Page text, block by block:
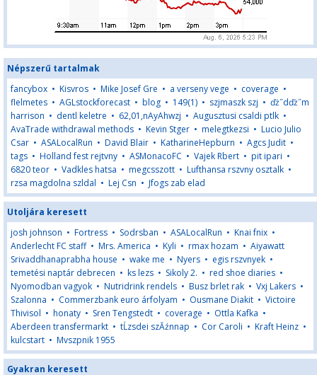
Népszerű tartalmak
fancybox • Kisvros • Mike Josef Gre • a verseny vege • coverage •
flelmetes • AGLstockforecast • blog • 149(1) • szjmaszk szj • ďż˝dďż˝m
harrison • dentl keletre • 62,01,nAyAhwzj • Augusztusi csaldi ptlk •
AvaTrade withdrawal methods • Kevin Stger • melegtkezsi • Lucio Julio
Csar • ASALocalRun • David Blair • KatharineHepburn • Agcs Judit •
tags • Holland fest rejtvny • ASMonacoFC • Vajek Rbert • pit ipari •
6820 teor • Vadkles hatsa • megcsszott • Lufthansa rszvny osztalk •
rzsa magdolna szldal • Lej Csn • Jfogs zab elad
Utoljára keresett
josh johnson • Fortress • Sodrsban • ASALocalRun • Knai fnix •
Anderlecht FC staff• Mrs. America • Kyli • rmax hozam • Aiyawatt
Srivaddhanaprabha house • wake me • Nyers • egis rszvnyek •
temetési naptár debrecen • ks lezs • Sikoly 2. • red shoe diaries •
Nyomodban vagyok • Nutridrink rendels • Busz brlet rak • Vxj Lakers •
Szalonna • Commerzbank euro árfolyam • Ousmane Diakit • Victoire
Thivisol • honaty • Sren Tengstedt • coverage • Ottla Kafka •
Aberdeen transfermarkt • tĹzsdei szĂźnnap • Cor Caroli • Kraft Heinz •
kulcstart • Mvszpnik 1955
Gyakran keresett